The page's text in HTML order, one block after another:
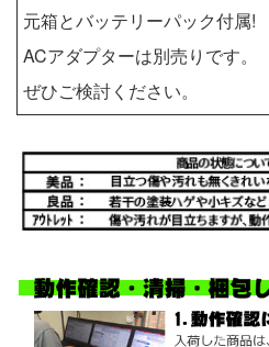
元箱とバッテリーパック付属!
ACアダプターは別売りです。
ぜひご検討ください。